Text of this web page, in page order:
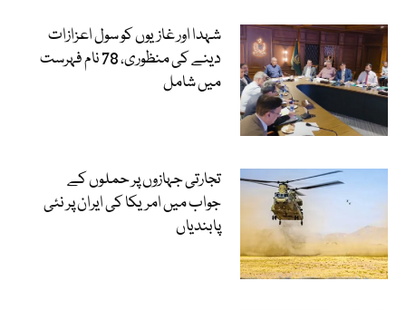
شہدا اور غازیوں کو سول اعزازات
دینے کی منظوری، 78 نام فہرست
میں شامل
تجارتی جہازوں پر حملوں کے
جواب میں امریکا کی ایران پر نئی
پابندیاں